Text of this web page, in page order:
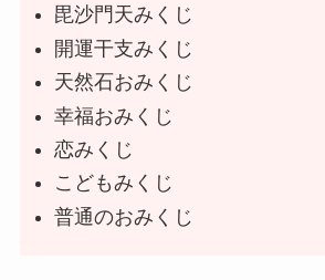
毘沙門天みくじ
開運干支みくじ
天然石おみくじ
幸福おみくじ
恋みくじ
こどもみくじ
普通のおみくじ